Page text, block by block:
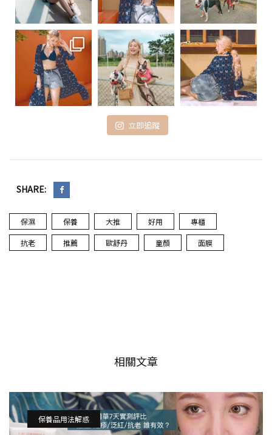
立即追蹤
SHARE:
保濕 保養 大推 好用 專櫃
抗老 推薦 歐舒丹 童顏 面膜
相關文章
保養品用法解惑